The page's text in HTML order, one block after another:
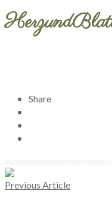
Share
Previous Article